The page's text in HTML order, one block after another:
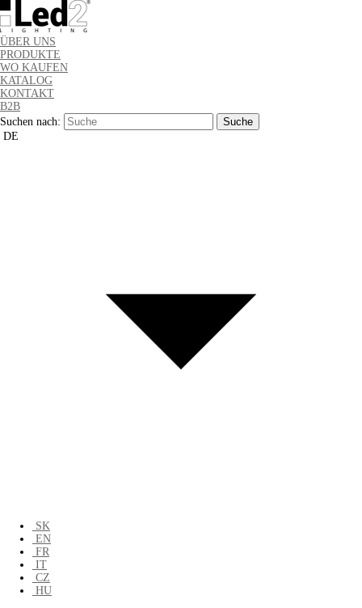
ÜBER UNS
PRODUKTE
WO KAUFEN
KATALOG
KONTAKT
B2B
Suchen nach:
DE
SK
EN
FR
IT
CZ
HU